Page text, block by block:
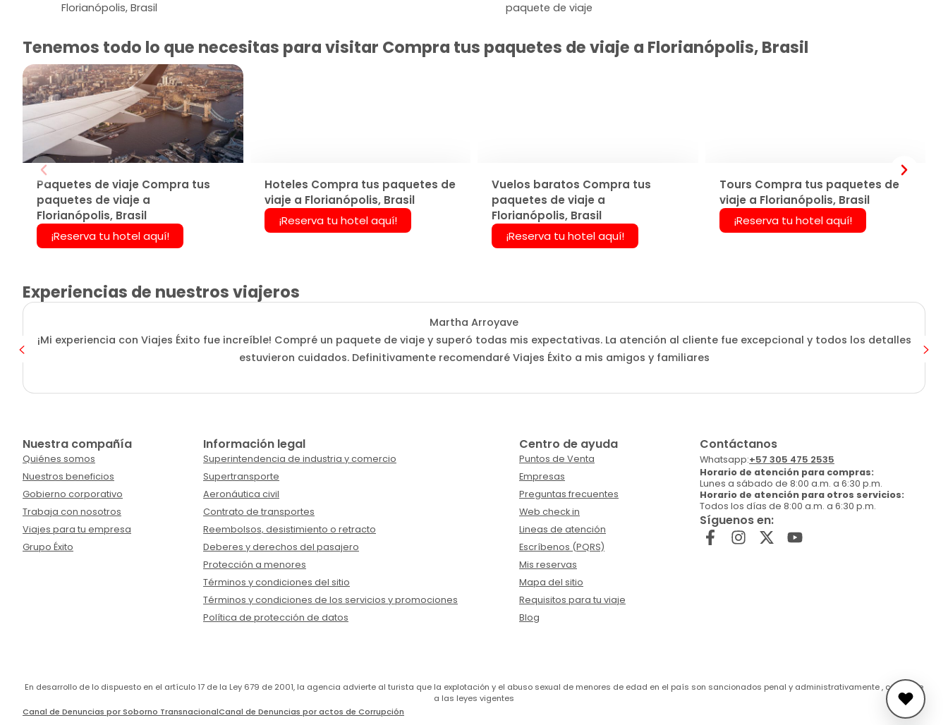
Florianópolis, Brasil
paquete de viaje
Tenemos todo lo que necesitas para visitar Compra tus paquetes de viaje a Florianópolis, Brasil
Paquetes de viaje Compra tus
paquetes de viaje a
Florianópolis, Brasil
¡Reserva tu hotel aquí!
Hoteles Compra tus paquetes de
viaje a Florianópolis, Brasil
¡Reserva tu hotel aquí!
Vuelos baratos Compra tus
paquetes de viaje a
Florianópolis, Brasil
¡Reserva tu hotel aquí!
Tours Compra tus paquetes de
viaje a Florianópolis, Brasil
¡Reserva tu hotel aquí!
Experiencias de nuestros viajeros
Martha Arroyave
¡Mi experiencia con Viajes Éxito fue increíble! Compré un paquete de viaje y superó todas mis expectativas. La atención al cliente fue excepcional y todos los detalles
estuvieron cuidados. Definitivamente recomendaré Viajes Éxito a mis amigos y familiares
Nuestra compañía
Quiénes somos
Nuestros beneficios
Gobierno corporativo
Trabaja con nosotros
Viajes para tu empresa
Grupo Éxito
Información legal
Superintendencia de industria y comercio
Supertransporte
Aeronáutica civil
Contrato de transportes
Reembolsos, desistimiento o retracto
Deberes y derechos del pasajero
Protección a menores
Términos y condiciones del sitio
Términos y condiciones de los servicios y promociones
Política de protección de datos
Centro de ayuda
Puntos de Venta
Empresas
Preguntas frecuentes
Web check in
Lineas de atención
Escríbenos (PQRS)
Mis reservas
Mapa del sitio
Requisitos para tu viaje
Blog
Contáctanos
Whatsapp:+57 305 475 2535
Horario de atención para compras:
Lunes a sábado de 8:00 a.m. a 6:30 p.m.
Horario de atención para otros servicios:
Todos los días de 8:00 a.m. a 6:30 p.m.
Síguenos en:
En desarrollo de lo dispuesto en el artículo 17 de la Ley 679 de 2001, la agencia advierte al turista que la explotación y el abuso sexual de menores de edad en el país son sancionados penal y administrativamente , conforme
a las leyes vigentes
Canal de Denuncias por Soborno TransnacionalCanal de Denuncias por actos de Corrupción